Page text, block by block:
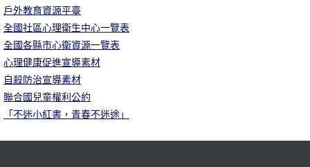
戶外教育資源平臺
全國社區心理衛生中心一覽表
全國各縣市心衛資源一覽表
心理健康促進宣導素材
自殺防治宣導素材
聯合國兒童權利公約
「不迷小紅書，青春不迷途」